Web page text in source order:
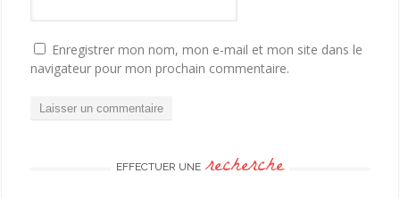
Enregistrer mon nom, mon e-mail et mon site dans le
navigateur pour mon prochain commentaire.
EFFECTUER UNE recherche